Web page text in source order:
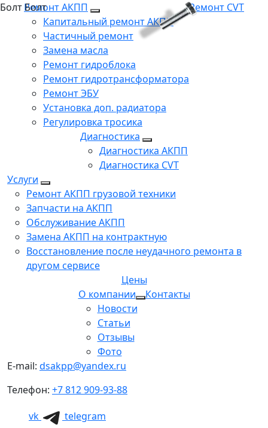
БолтБолт
Ремонт АКПП
Капитальный ремонт АКПП
Частичный ремонт
Замена масла
Ремонт гидроблока
Ремонт гидротрансформатора
Ремонт ЭБУ
Установка доп. радиатора
Регулировка тросика
Ремонт CVT
Диагностика
Диагностика АКПП
Диагностика CVT
Услуги
Ремонт АКПП грузовой техники
Запчасти на АКПП
Обслуживание АКПП
Замена АКПП на контрактную
Восстановление после неудачного ремонта в
другом сервисе
Цены
О компании
Новости
Статьи
Отзывы
Фото
Контакты
E-mail: dsakpp@yandex.ru
Телефон: +7 812 909-93-88
vk
telegram